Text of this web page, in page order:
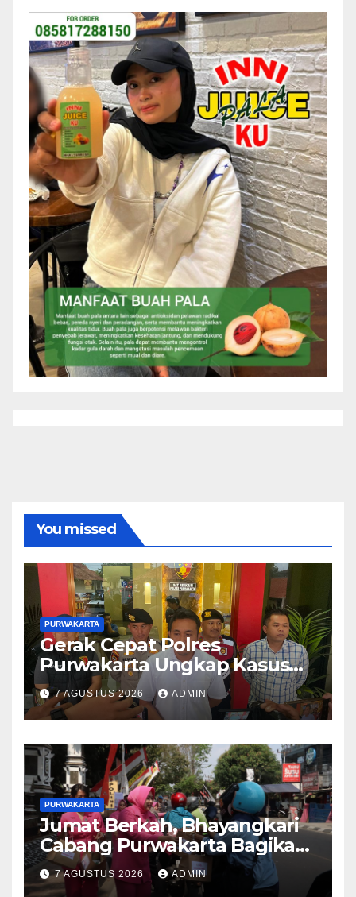
You missed
PURWAKARTA
Gerak Cepat Polres
Purwakarta Ungkap Kasus
Dugaan Pembunuhan di
Cikopo, Terduga Pelaku
Diamankan Sesaat Setelah
Kejadian
7 AGUSTUS 2026 ADMIN
PURWAKARTA
Jumat Berkah, Bhayangkari
Cabang Purwakarta Bagikan
Paket Makan Siang kepada
Masyarakat
7 AGUSTUS 2026 ADMIN